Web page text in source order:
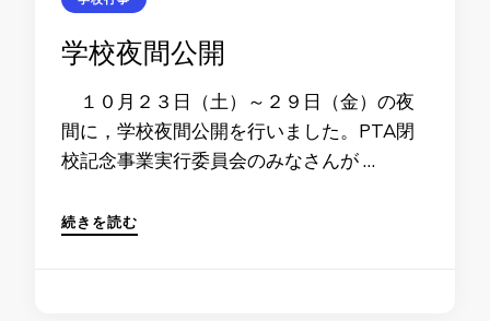
学校夜間公開
１０月２３日（土）～２９日（金）の夜
間に，学校夜間公開を行いました。PTA閉
校記念事業実行委員会のみなさんが …
続きを読む